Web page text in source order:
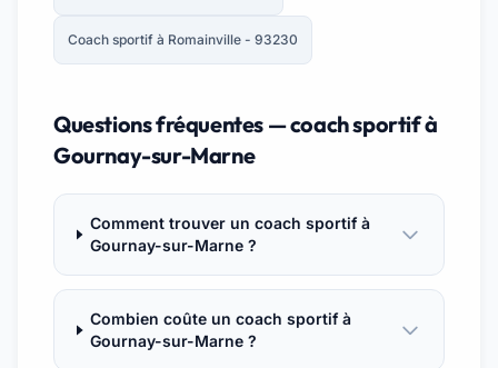
Coach sportif à Romainville - 93230
Questions fréquentes — coach sportif à
Gournay-sur-Marne
Comment trouver un coach sportif à
Gournay-sur-Marne ?
Combien coûte un coach sportif à
Gournay-sur-Marne ?